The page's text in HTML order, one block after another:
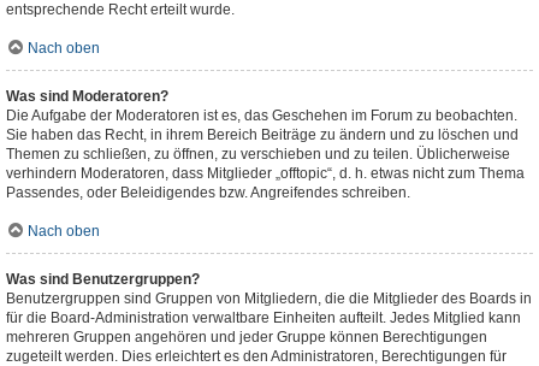
entsprechende Recht erteilt wurde.
Nach oben
Was sind Moderatoren?
Die Aufgabe der Moderatoren ist es, das Geschehen im Forum zu beobachten.
Sie haben das Recht, in ihrem Bereich Beiträge zu ändern und zu löschen und
Themen zu schließen, zu öffnen, zu verschieben und zu teilen. Üblicherweise
verhindern Moderatoren, dass Mitglieder „offtopic“, d. h. etwas nicht zum Thema
Passendes, oder Beleidigendes bzw. Angreifendes schreiben.
Nach oben
Was sind Benutzergruppen?
Benutzergruppen sind Gruppen von Mitgliedern, die die Mitglieder des Boards in
für die Board-Administration verwaltbare Einheiten aufteilt. Jedes Mitglied kann
mehreren Gruppen angehören und jeder Gruppe können Berechtigungen
zugeteilt werden. Dies erleichtert es den Administratoren, Berechtigungen für